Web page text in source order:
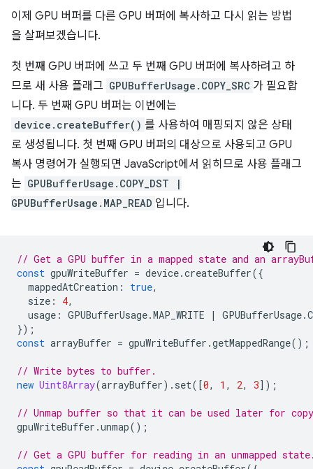
이제 GPU 버퍼를 다른 GPU 버퍼에 복사하고 다시 읽는 방법
을 살펴보겠습니다.
첫 번째 GPU 버퍼에 쓰고 두 번째 GPU 버퍼에 복사하려고 하
므로 새 사용 플래그 GPUBufferUsage.COPY_SRC 가 필요합
니다. 두 번째 GPU 버퍼는 이번에는
device.createBuffer() 를 사용하여 매핑되지 않은 상태
로 생성됩니다. 첫 번째 GPU 버퍼의 대상으로 사용되고 GPU
복사 명령어가 실행되면 JavaScript에서 읽히므로 사용 플래그
는 GPUBufferUsage.COPY_DST |
GPUBufferUsage.MAP_READ 입니다.
// Get a GPU buffer in a mapped state and an
const gpuWriteBuffer = device.createBuffer({
mappedAtCreation : true,
size : 4,
usage : GPUBufferUsage.MAP_WRITE | GPUBufferUsage.
});
const arrayBuffer = gpuWriteBuffer .getMappedRange();
// Write bytes to buffer.
new Uint8Array(arrayBuffer). set([0, 1 , 2, 3]);
// Unmap buffer so that it can be used later for
gpuWriteBuffer .unmap();
// Get a GPU buffer for reading in an unmapped